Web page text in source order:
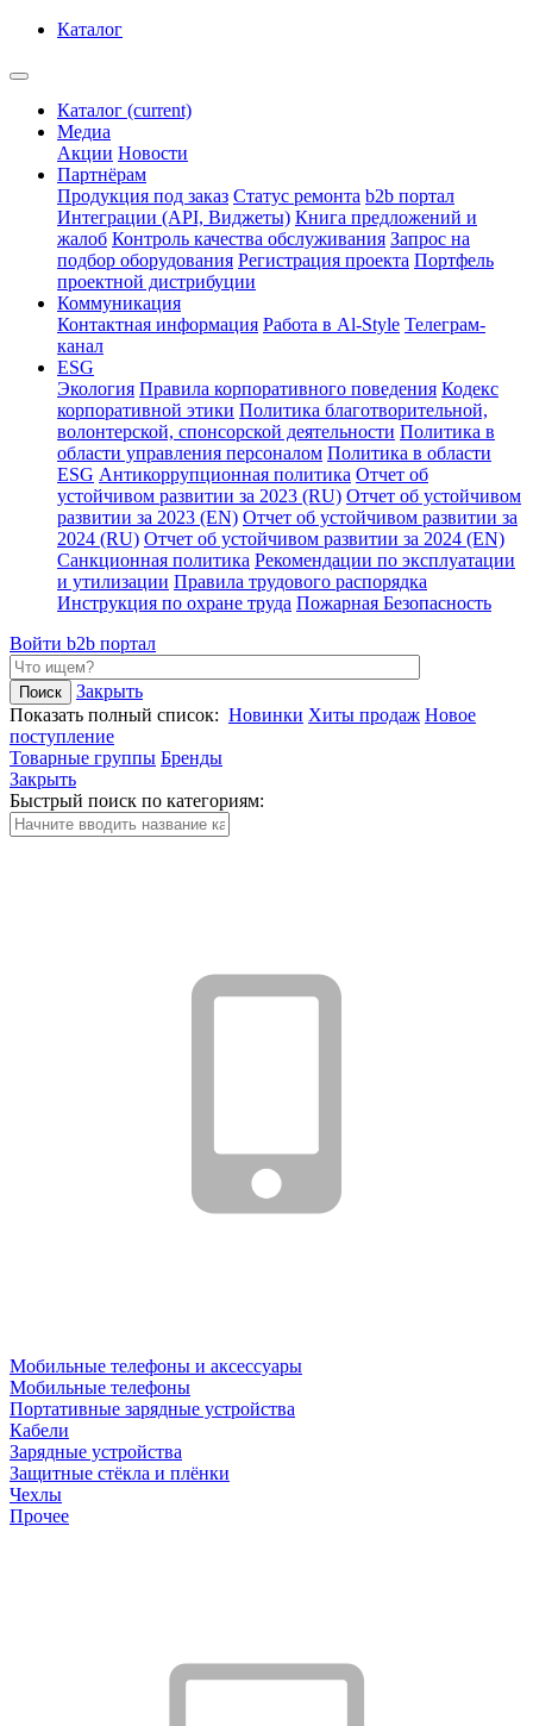
Каталог
Каталог (current)
Медиа
Акции Новости
Партнёрам
Продукция под заказ Статус ремонта b2b портал
Интеграции (API, Виджеты) Книга предложений и
жалоб Контроль качества обслуживания Запрос на
подбор оборудования Регистрация проекта Портфель
проектной дистрибуции
Коммуникация
Контактная информация Работа в Al-Style Телеграм-
канал
ESG
Экология Правила корпоративного поведения Кодекс
корпоративной этики Политика благотворительной,
волонтерской, спонсорской деятельности Политика в
области управления персоналом Политика в области
ESG Антикоррупционная политика Отчет об
устойчивом развитии за 2023 (RU) Отчет об устойчивом
развитии за 2023 (EN) Отчет об устойчивом развитии за
2024 (RU) Отчет об устойчивом развитии за 2024 (EN)
Санкционная политика Рекомендации по эксплуатации
и утилизации Правила трудового распорядка
Инструкция по охране труда Пожарная Безопасность
Войти b2b портал
Закрыть
Показать полный список: Новинки Хиты продаж Новое
поступление
Товарные группы Бренды
Закрыть
Быстрый поиск по категориям:
Мобильные телефоны и аксессуары
Мобильные телефоны
Портативные зарядные устройства
Кабели
Зарядные устройства
Защитные стёкла и плёнки
Чехлы
Прочее